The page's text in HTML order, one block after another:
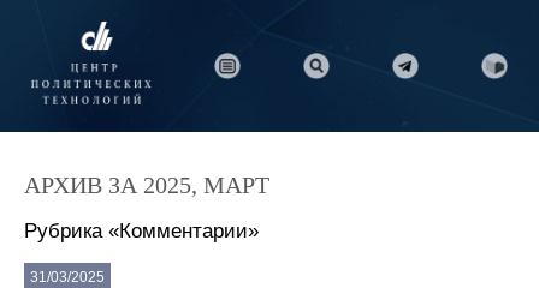
АРХИВ ЗА 2025, МАРТ
Рубрика «Комментарии»
31/03/2025